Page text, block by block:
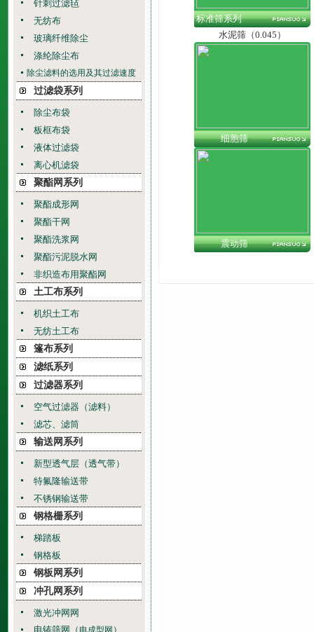
针刺过滤毡
无纺布
玻璃纤维除尘
涤纶除尘布
除尘滤料的选用及其过滤速度
过滤袋系列
除尘布袋
板框布袋
液体过滤袋
离心机滤袋
聚酯网系列
聚酯成形网
聚酯干网
聚酯洗浆网
聚酯污泥脱水网
非织造布用聚酯网
土工布系列
机织土工布
无纺土工布
篷布系列
滤纸系列
过滤器系列
空气过滤器（滤料）
滤芯、滤筒
输送网系列
新型透气层（透气带）
特氟隆输送带
不锈钢输送带
钢格栅系列
梯踏板
钢格板
钢板网系列
冲孔网系列
激光冲网网
电铸筛网（电成型网 ）
标准筛系列
水泥筛（0.045）
细胞筛
震动筛